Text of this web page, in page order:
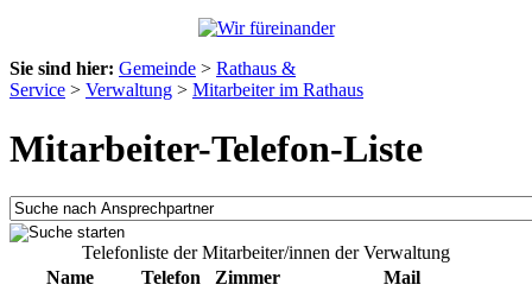
Sie sind hier: Gemeinde > Rathaus &
Service > Verwaltung > Mitarbeiter im Rathaus
Mitarbeiter-Telefon-Liste
Telefonliste der Mitarbeiter/innen der Verwaltung
Name
Telefon Zimmer
Mail